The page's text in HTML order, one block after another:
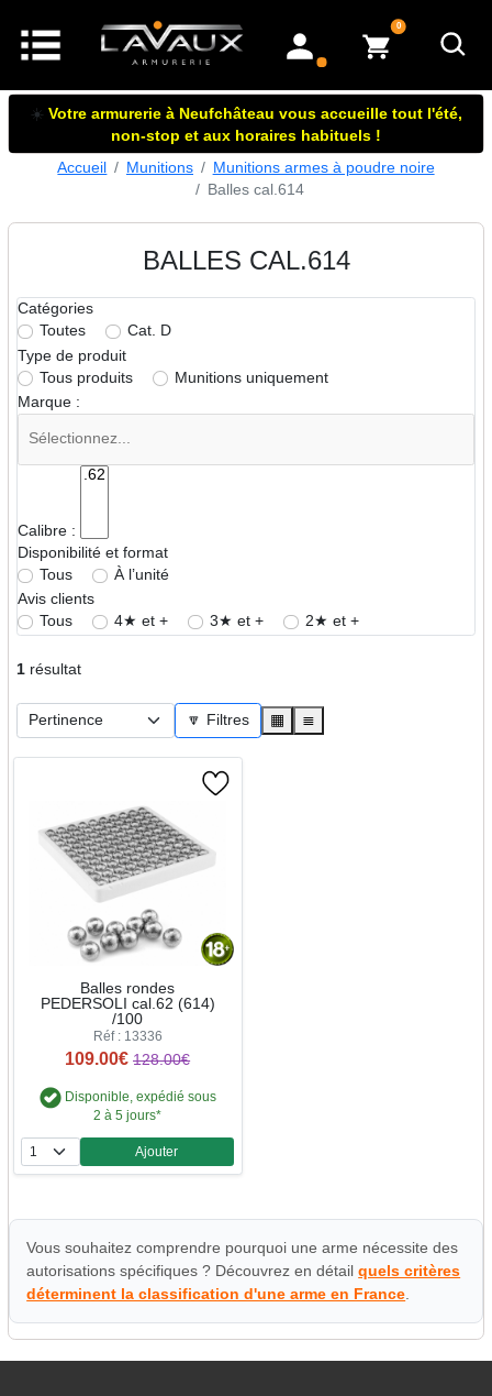
mon compte
0articles dans le panier
☀️ Votre armurerie à Neufchâteau vous accueille tout l'été,
non-stop et aux horaires habituels !
Accueil
Munitions
Munitions armes à poudre noire
Balles cal.614
BALLES CAL.614
Catégories
Toutes
Cat. D
Type de produit
Tous produits
Munitions uniquement
Marque :
Calibre :
Disponibilité et format
Tous
À l’unité
Avis clients
Tous
4★ et + 3★ et + 2★ et +
1résultat
🔽 Filtres ▦ ≣
Balles rondes
PEDERSOLI cal.62 (614)
/100
Réf : 13336
109.00€ 128.00€
Disponible, expédié sous
2 à 5 jours*
Quantité
Ajouter
Vous souhaitez comprendre pourquoi une arme nécessite des
autorisations spécifiques ? Découvrez en détailquels critères
déterminent la classification d'une arme en France